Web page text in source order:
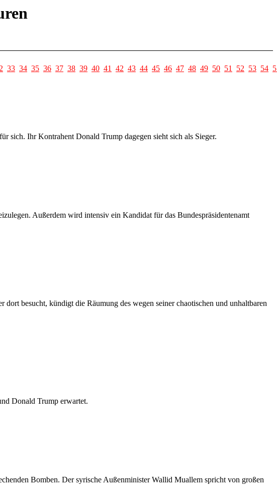
33 34 35 36 37 38 39 40 41 42 43 44 45 46 47 48 49 50 51 52 53 54
sich. Ihr Kontrahent Donald Trump dagegen sieht sich als Sieger.
Außerdem wird intensiv ein Kandidat für das Bundespräsidentenamt
besucht, kündigt die Räumung des wegen seiner chaotischen und unhaltbaren
Donald Trump erwartet.
Bomben. Der syrische Außenminister Wallid Muallem spricht von großen